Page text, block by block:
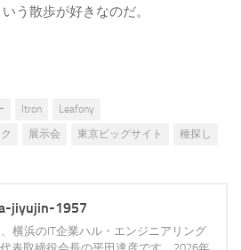
う散歩が好きなのだ。
Itron
Leafony
展示会 東京ビッグサイト 種探し
jiyujin-1957
横浜のIT企業ハル・エンジニアリング